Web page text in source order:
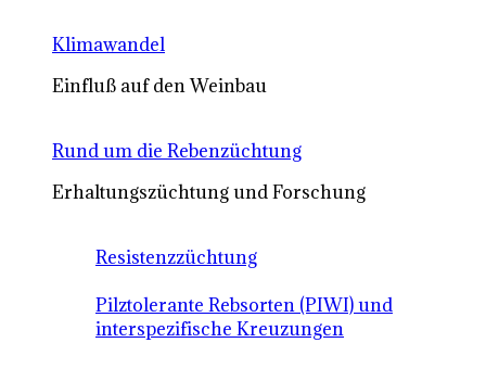
Klimawandel
Einfluß auf den Weinbau
Rund um die Rebenzüchtung
Erhaltungszüchtung und Forschung
Resistenzzüchtung
Pilztolerante Rebsorten (PIWI) und
interspezifische Kreuzungen